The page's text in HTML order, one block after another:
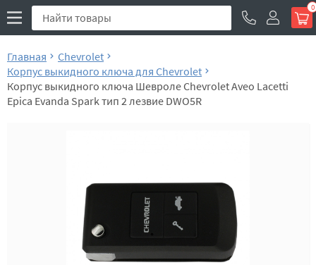
0
Главная
Chevrolet
Корпус выкидного ключа для Chevrolet
Корпус выкидного ключа Шевроле Chevrolet Aveo Lacetti
Epica Evanda Spark тип 2 лезвие DWO5R